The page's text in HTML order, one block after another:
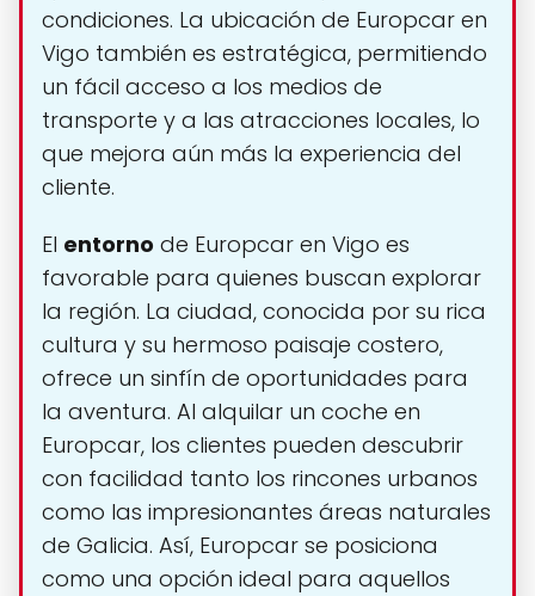
condiciones. La ubicación de Europcar en
Vigo también es estratégica, permitiendo
un fácil acceso a los medios de
transporte y a las atracciones locales, lo
que mejora aún más la experiencia del
cliente.
El entorno de Europcar en Vigo es
favorable para quienes buscan explorar
la región. La ciudad, conocida por su rica
cultura y su hermoso paisaje costero,
ofrece un sinfín de oportunidades para
la aventura. Al alquilar un coche en
Europcar, los clientes pueden descubrir
con facilidad tanto los rincones urbanos
como las impresionantes áreas naturales
de Galicia. Así, Europcar se posiciona
como una opción ideal para aquellos